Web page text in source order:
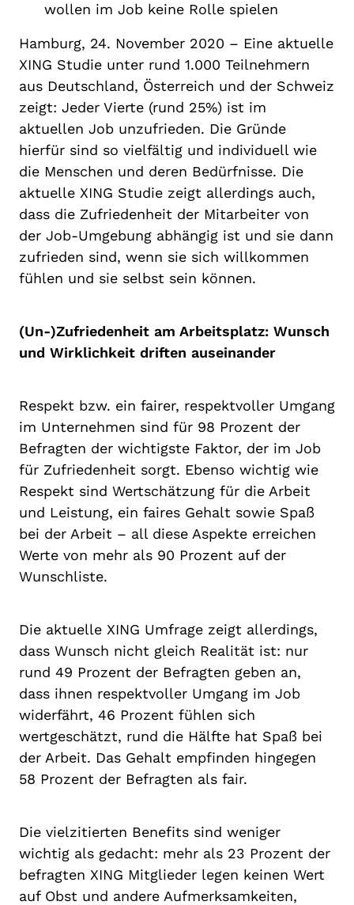
wollen im Job keine Rolle spielen
Hamburg, 24. November 2020 – Eine aktuelle
XING Studie unter rund 1.000 Teilnehmern
aus Deutschland, Österreich und der Schweiz
zeigt: Jeder Vierte (rund 25%) ist im
aktuellen Job unzufrieden. Die Gründe
hierfür sind so vielfältig und individuell wie
die Menschen und deren Bedürfnisse. Die
aktuelle XING Studie zeigt allerdings auch,
dass die Zufriedenheit der Mitarbeiter von
der Job-Umgebung abhängig ist und sie dann
zufrieden sind, wenn sie sich willkommen
fühlen und sie selbst sein können.
(Un-)Zufriedenheit am Arbeitsplatz: Wunsch
und Wirklichkeit driften auseinander
Respekt bzw. ein fairer, respektvoller Umgang
im Unternehmen sind für 98 Prozent der
Befragten der wichtigste Faktor, der im Job
für Zufriedenheit sorgt. Ebenso wichtig wie
Respekt sind Wertschätzung für die Arbeit
und Leistung, ein faires Gehalt sowie Spaß
bei der Arbeit – all diese Aspekte erreichen
Werte von mehr als 90 Prozent auf der
Wunschliste.
Die aktuelle XING Umfrage zeigt allerdings,
dass Wunsch nicht gleich Realität ist: nur
rund 49 Prozent der Befragten geben an,
dass ihnen respektvoller Umgang im Job
widerfährt, 46 Prozent fühlen sich
wertgeschätzt, rund die Hälfte hat Spaß bei
der Arbeit. Das Gehalt empfinden hingegen
58 Prozent der Befragten als fair.
Die vielzitierten Benefits sind weniger
wichtig als gedacht: mehr als 23 Prozent der
befragten XING Mitglieder legen keinen Wert
auf Obst und andere Aufmerksamkeiten,